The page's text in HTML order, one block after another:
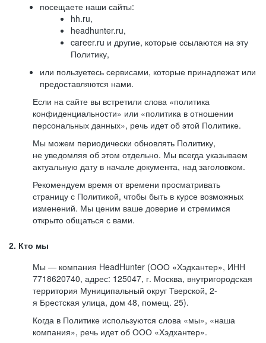
посещаете наши сайты:
hh.ru,
headhunter.ru,
career.ru и другие, которые ссылаются на эту
Политику,
или пользуетесь сервисами, которые принадлежат или
предоставляются нами.
Если на сайте вы встретили слова «политика
конфиденциальности» или «политика в отношении
персональных данных», речь идет об этой Политике.
Мы можем периодически обновлять Политику,
не уведомляя об этом отдельно. Мы всегда указываем
актуальную дату в начале документа, над заголовком.
Рекомендуем время от времени просматривать
страницу с Политикой, чтобы быть в курсе возможных
изменений. Мы ценим ваше доверие и стремимся
открыто общаться с вами.
2. Кто мы
Мы — компания HeadHunter (ООО «Хэдхантер», ИНН
7718620740, адрес: 125047, г. Москва, внутригородская
территория Муниципальный округ Тверской, 2-
я Брестская улица, дом 48, помещ. 25).
Когда в Политике используются слова «мы», «наша
компания», речь идет об ООО «Хэдхантер».